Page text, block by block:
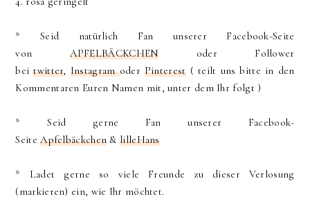
* Seid natürlich Fan unserer Facebook-Seite
von APFELBÄCKCHEN oder Follower
beitwitter, Instagramoder Pinterest( teilt uns bitte in den
Kommentaren Euren Namen mit, unter dem Ihr folgt )
* Seid gerne Fan unserer Facebook-
SeiteApfelbäckchen &lilleHans
* Ladet gerne so viele Freunde zu dieser Verlosung
(markieren) ein, wie Ihr möchtet.